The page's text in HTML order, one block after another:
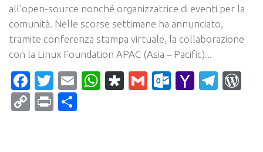
all’open-source nonché organizzatrice di eventi per la
comunità. Nelle scorse settimane ha annunciato,
tramite conferenza stampa virtuale, la collaborazione
con la Linux Foundation APAC (Asia – Pacific)...
Facebook
Twitter
EmailWhatsApp
Diaspora
Gmail Yahoo
CopyPrint